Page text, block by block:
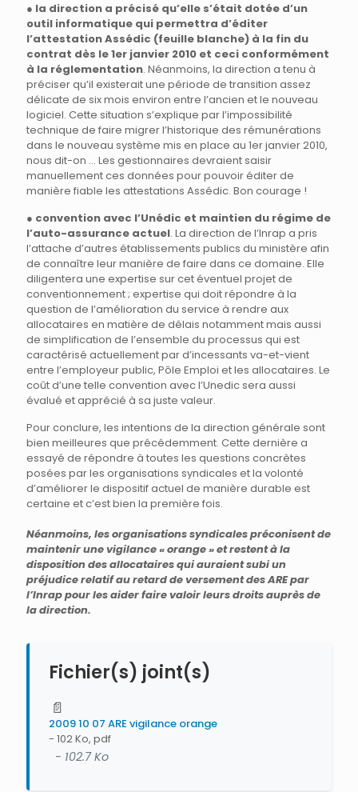
● la direction a précisé qu’elle s’était dotée d’un
outil informatique qui permettra d’éditer
l’attestation Assédic (feuille blanche) à la fin du
contrat dès le 1er janvier 2010 et ceci conformément
à la réglementation. Néanmoins, la direction a tenu à
préciser qu’il existerait une période de transition assez
délicate de six mois environ entre l’ancien et le nouveau
logiciel. Cette situation s’explique par l’impossibilité
technique de faire migrer l’historique des rémunérations
dans le nouveau système mis en place au 1er janvier 2010,
nous dit-on … Les gestionnaires devraient saisir
manuellement ces données pour pouvoir éditer de
manière fiable les attestations Assédic. Bon courage !
● convention avec l’Unédic et maintien du régime de
l’auto-assurance actuel. La direction de l’Inrap a pris
l’attache d’autres établissements publics du ministère afin
de connaître leur manière de faire dans ce domaine. Elle
diligentera une expertise sur cet éventuel projet de
conventionnement ; expertise qui doit répondre à la
question de l’amélioration du service à rendre aux
allocataires en matière de délais notamment mais aussi
de simplification de l’ensemble du processus qui est
caractérisé actuellement par d’incessants va-et-vient
entre l’employeur public, Pôle Emploi et les allocataires. Le
coût d’une telle convention avec l’Unedic sera aussi
évalué et apprécié à sa juste valeur.
Pour conclure, les intentions de la direction générale sont
bien meilleures que précédemment. Cette dernière a
essayé de répondre à toutes les questions concrètes
posées par les organisations syndicales et la volonté
d’améliorer le dispositif actuel de manière durable est
certaine et c’est bien la première fois.
Néanmoins, les organisations syndicales préconisent de
maintenir une vigilance « orange » et restent à la
disposition des allocataires qui auraient subi un
préjudice relatif au retard de versement des ARE par
l’Inrap pour les aider faire valoir leurs droits auprès de
la direction.
Fichier(s) joint(s)
📄
2009 10 07 ARE vigilance orange
- 102 Ko, pdf
- 102.7 Ko